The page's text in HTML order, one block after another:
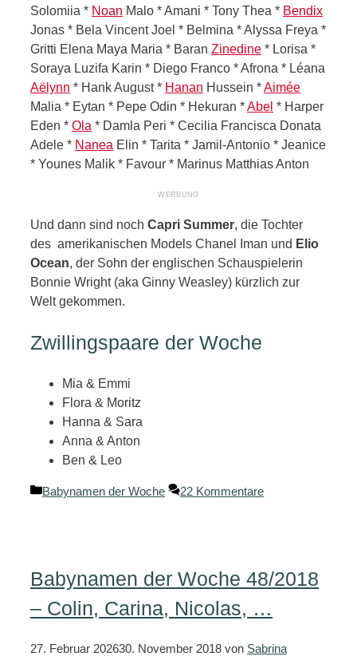
Solomiia * Noan Malo * Amani * Tony Thea * Bendix
Jonas * Bela Vincent Joel * Belmina * Alyssa Freya *
Gritti Elena Maya Maria * Baran Zinedine * Lorisa *
Soraya Luzifa Karin * Diego Franco * Afrona * Léana
Aëlynn * Hank August * Hanan Hussein *Aimée
Malia * Eytan * Pepe Odin * Hekuran *Abel * Harper
Eden * Ola * Damla Peri * Cecilia Francisca Donata
Adele * Nanea Elin * Tarita * Jamil-Antonio * Jeanice
* Younes Malik * Favour * Marinus Matthias Anton
Und dann sind noch Capri Summer, die Tochter
des amerikanischen Models Chanel Iman und Elio
Ocean, der Sohn der englischen Schauspielerin
Bonnie Wright (aka Ginny Weasley) kürzlich zur
Welt gekommen.
Zwillingspaare der Woche
Mia & Emmi
Flora & Moritz
Hanna & Sara
Anna & Anton
Ben & Leo
Kategorien
Babynamen der Woche 22 Kommentare
Babynamen der Woche 48/2018
– Colin, Carina, Nicolas, …
27. Februar 202630. November 2018 von Sabrina